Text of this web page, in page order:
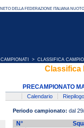
CAMPIONATI > CLASSIFICA
Classifica
PRECAMPIONATO
Calendario Riepilogo
Periodo campionato: dal
N°